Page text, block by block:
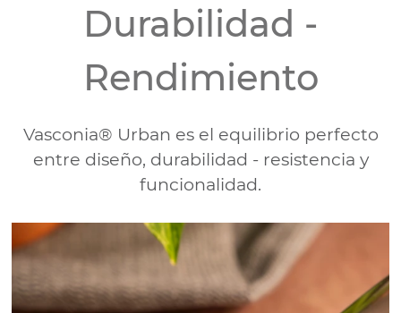
Durabilidad -
Rendimiento
Vasconia® Urban es el equilibrio perfecto
entre diseño, durabilidad - resistencia y
funcionalidad.